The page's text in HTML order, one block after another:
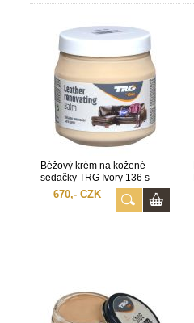
Béžový krém na kožené
sedačky TRG Ivory 136 s
aplikační houbou zdarma
670,- CZK